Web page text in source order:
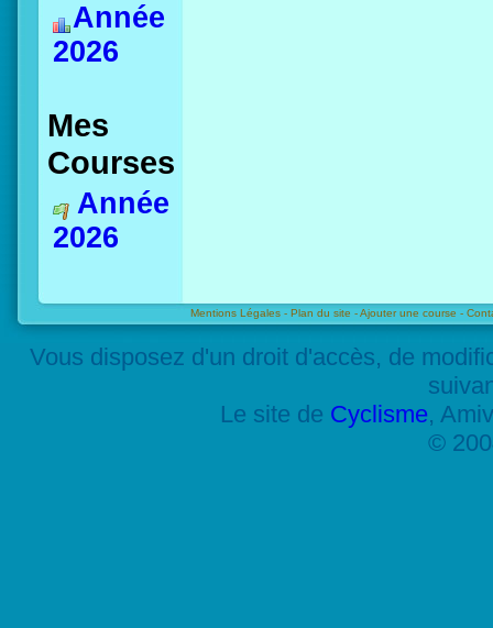
Année
2026
Mes
Courses
Année
2026
Mentions Légales - Plan du site -Ajouter une course -
Vous disposez d'un droit d'accès, de
Le site de Cyclisme,
©